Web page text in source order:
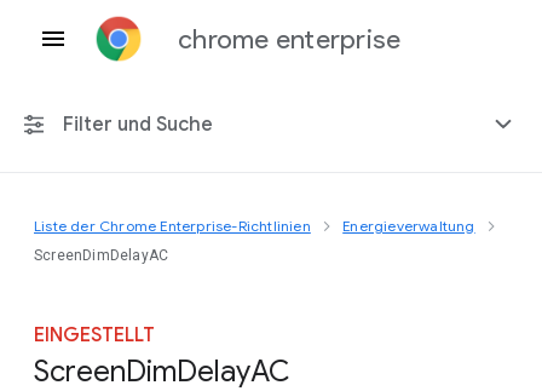
chrome enterprise
Filter und Suche
Alle Plattformen
Liste der Chrome Enterprise-Richtlinien Energieverwaltung
ScreenDimDelayAC
EINGESTELLT
ScreenDimDelayAC